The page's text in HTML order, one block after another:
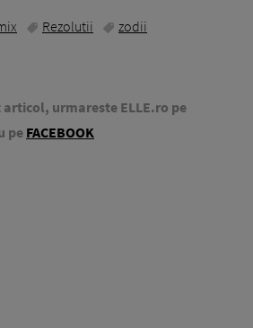
Rezolutii zodii
urmareste ELLE.ro pe
pe FACEBOOK